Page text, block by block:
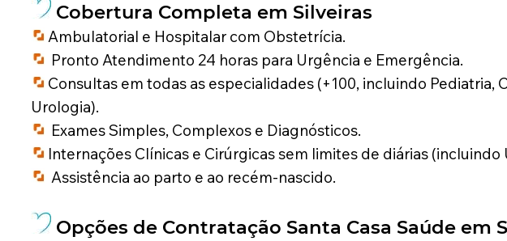
Cobertura Completa em Silveiras
Ambulatorial e Hospitalar com Obstetrícia.
Pronto Atendimento 24 horas para Urgência e Emergência.
Consultas em todas as especialidades (+100, incluindo Pediatria,
Urologia).
Exames Simples, Complexos e Diagnósticos.
Internações Clínicas e Cirúrgicas sem limites de diárias (incluindo
Assistência ao parto e ao recém-nascido.
Opções de Contratação Santa Casa Saúde em